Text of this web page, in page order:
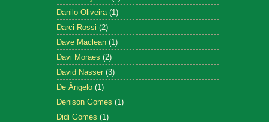
Danilo Oliveira (1)
Darci Rossi (2)
Dave Maclean (1)
Davi Moraes (2)
David Nasser (3)
De Ângelo (1)
Denison Gomes (1)
Didi Gomes (1)